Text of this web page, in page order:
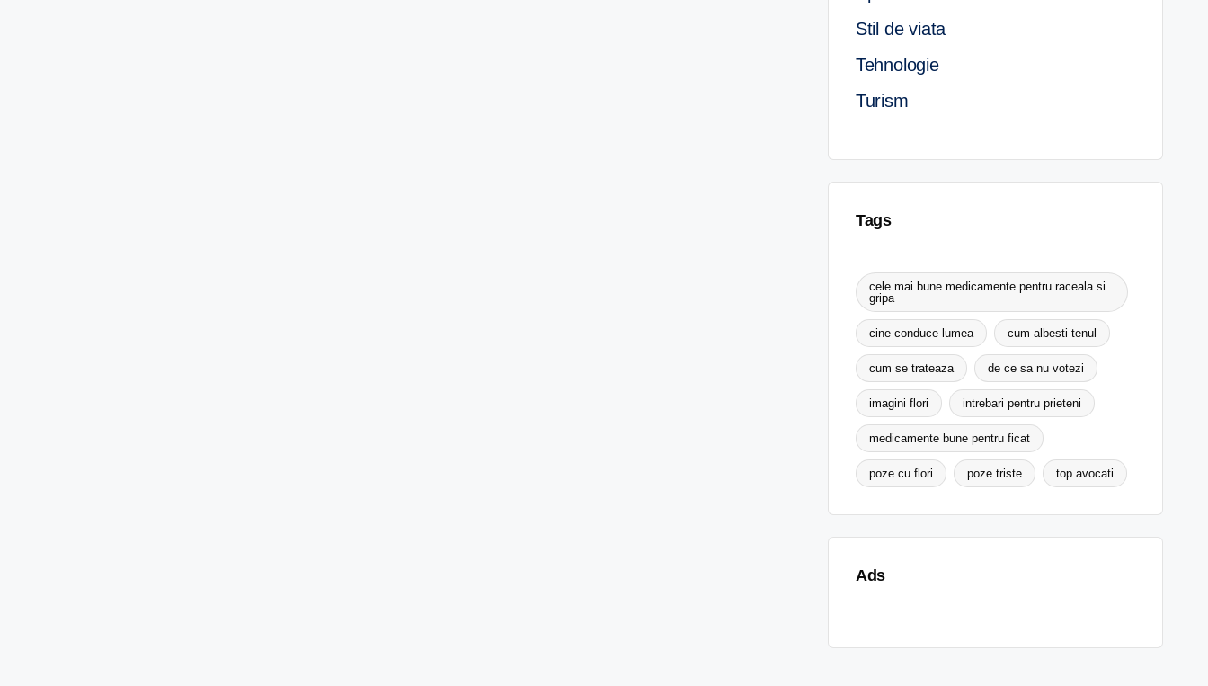
Stil de viata
Tehnologie
Turism
Tags
cele mai bune medicamente pentru raceala si
gripa
cine conduce lumea cum albesti tenul
cum se trateaza de ce sa nu votezi
imagini flori intrebari pentru prieteni
medicamente bune pentru ficat
poze cu flori poze triste top avocati
Ads